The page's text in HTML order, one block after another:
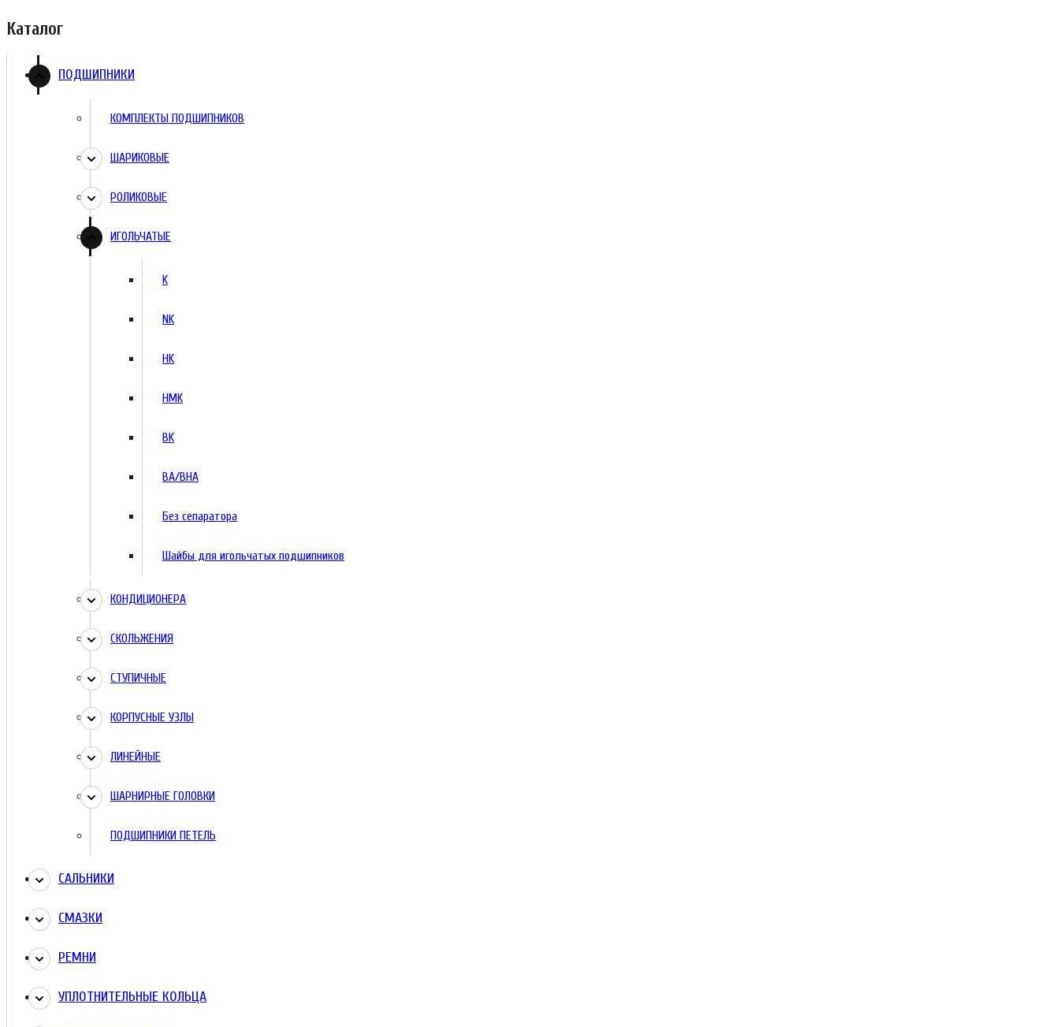
Каталог
ПОДШИПНИКИ
КОМПЛЕКТЫ ПОДШИПНИКОВ
ШАРИКОВЫЕ
РОЛИКОВЫЕ
ИГОЛЬЧАТЫЕ
K
NK
HK
HMK
BK
BA/BHA
Без сепаратора
Шайбы для игольчатых подшипников
КОНДИЦИОНЕРА
СКОЛЬЖЕНИЯ
СТУПИЧНЫЕ
КОРПУСНЫЕ УЗЛЫ
ЛИНЕЙНЫЕ
ШАРНИРНЫЕ ГОЛОВКИ
ПОДШИПНИКИ ПЕТЕЛЬ
САЛЬНИКИ
СМАЗКИ
РЕМНИ
УПЛОТНИТЕЛЬНЫЕ КОЛЬЦА